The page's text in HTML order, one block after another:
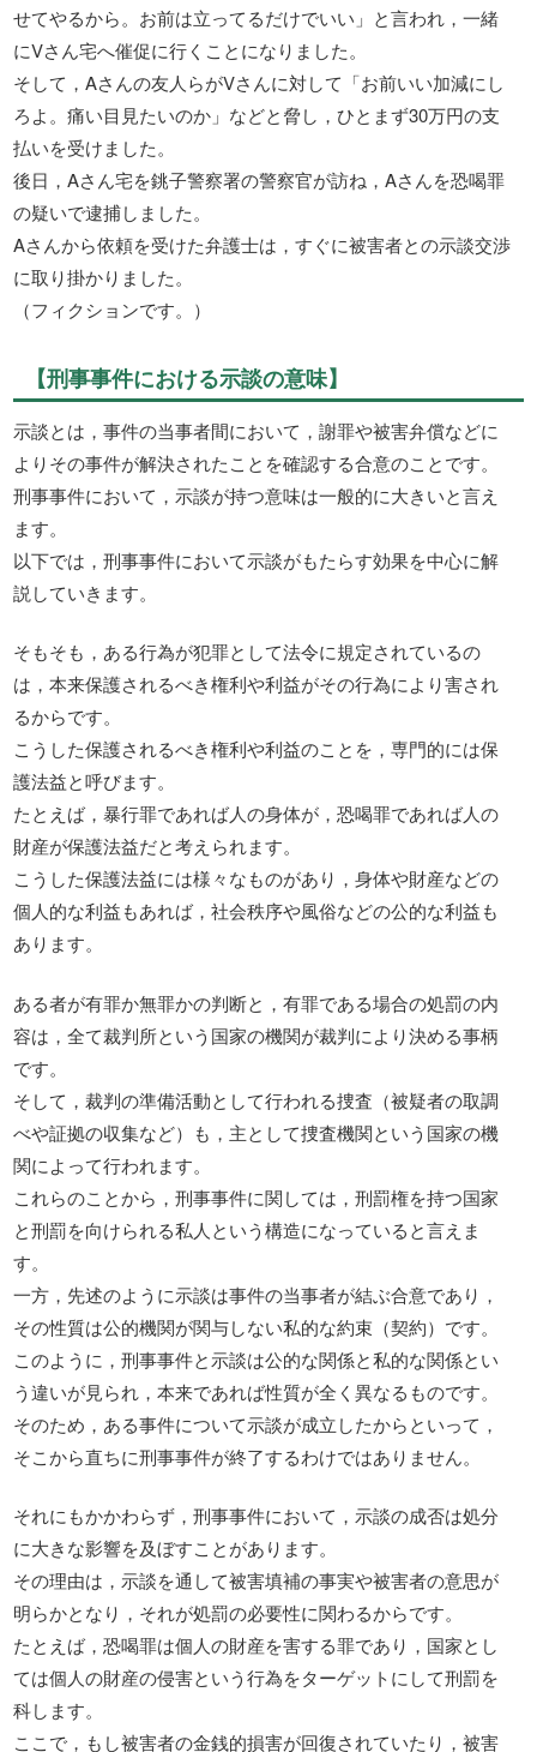
せてやるから。お前は立ってるだけでいい」と言われ，一緒
にVさん宅へ催促に行くことになりました。
そして，Aさんの友人らがVさんに対して「お前いい加減にし
ろよ。痛い目見たいのか」などと脅し，ひとまず30万円の支
払いを受けました。
後日，Aさん宅を銚子警察署の警察官が訪ね，Aさんを恐喝罪
の疑いで逮捕しました。
Aさんから依頼を受けた弁護士は，すぐに被害者との示談交渉
に取り掛かりました。
（フィクションです。）
【刑事事件における示談の意味】
示談とは，事件の当事者間において，謝罪や被害弁償などに
よりその事件が解決されたことを確認する合意のことです。
刑事事件において，示談が持つ意味は一般的に大きいと言え
ます。
以下では，刑事事件において示談がもたらす効果を中心に解
説していきます。
そもそも，ある行為が犯罪として法令に規定されているの
は，本来保護されるべき権利や利益がその行為により害され
るからです。
こうした保護されるべき権利や利益のことを，専門的には保
護法益と呼びます。
たとえば，暴行罪であれば人の身体が，恐喝罪であれば人の
財産が保護法益だと考えられます。
こうした保護法益には様々なものがあり，身体や財産などの
個人的な利益もあれば，社会秩序や風俗などの公的な利益も
あります。
ある者が有罪か無罪かの判断と，有罪である場合の処罰の内
容は，全て裁判所という国家の機関が裁判により決める事柄
です。
そして，裁判の準備活動として行われる捜査（被疑者の取調
べや証拠の収集など）も，主として捜査機関という国家の機
関によって行われます。
これらのことから，刑事事件に関しては，刑罰権を持つ国家
と刑罰を向けられる私人という構造になっていると言えま
す。
一方，先述のように示談は事件の当事者が結ぶ合意であり，
その性質は公的機関が関与しない私的な約束（契約）です。
このように，刑事事件と示談は公的な関係と私的な関係とい
う違いが見られ，本来であれば性質が全く異なるものです。
そのため，ある事件について示談が成立したからといって，
そこから直ちに刑事事件が終了するわけではありません。
それにもかかわらず，刑事事件において，示談の成否は処分
に大きな影響を及ぼすことがあります。
その理由は，示談を通して被害填補の事実や被害者の意思が
明らかとなり，それが処罰の必要性に関わるからです。
たとえば，恐喝罪は個人の財産を害する罪であり，国家とし
ては個人の財産の侵害という行為をターゲットにして刑罰を
科します。
ここで，もし被害者の金銭的損害が回復されていたり，被害